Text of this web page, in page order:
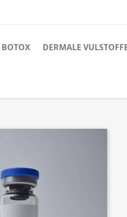
BOTOX DERMALE